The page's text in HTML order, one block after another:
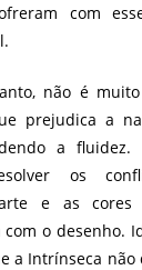
com
não é
prejudica a
a
os
e as
o desenho.
a Intrínseca